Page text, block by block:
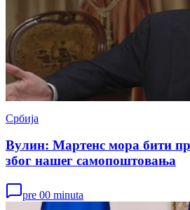
Србија
Вулин: Мартенс мора бити
због нашег самопоштовања
pre 00 minuta